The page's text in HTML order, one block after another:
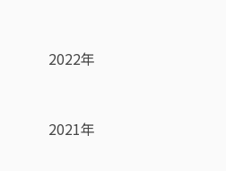
2022年
2021年